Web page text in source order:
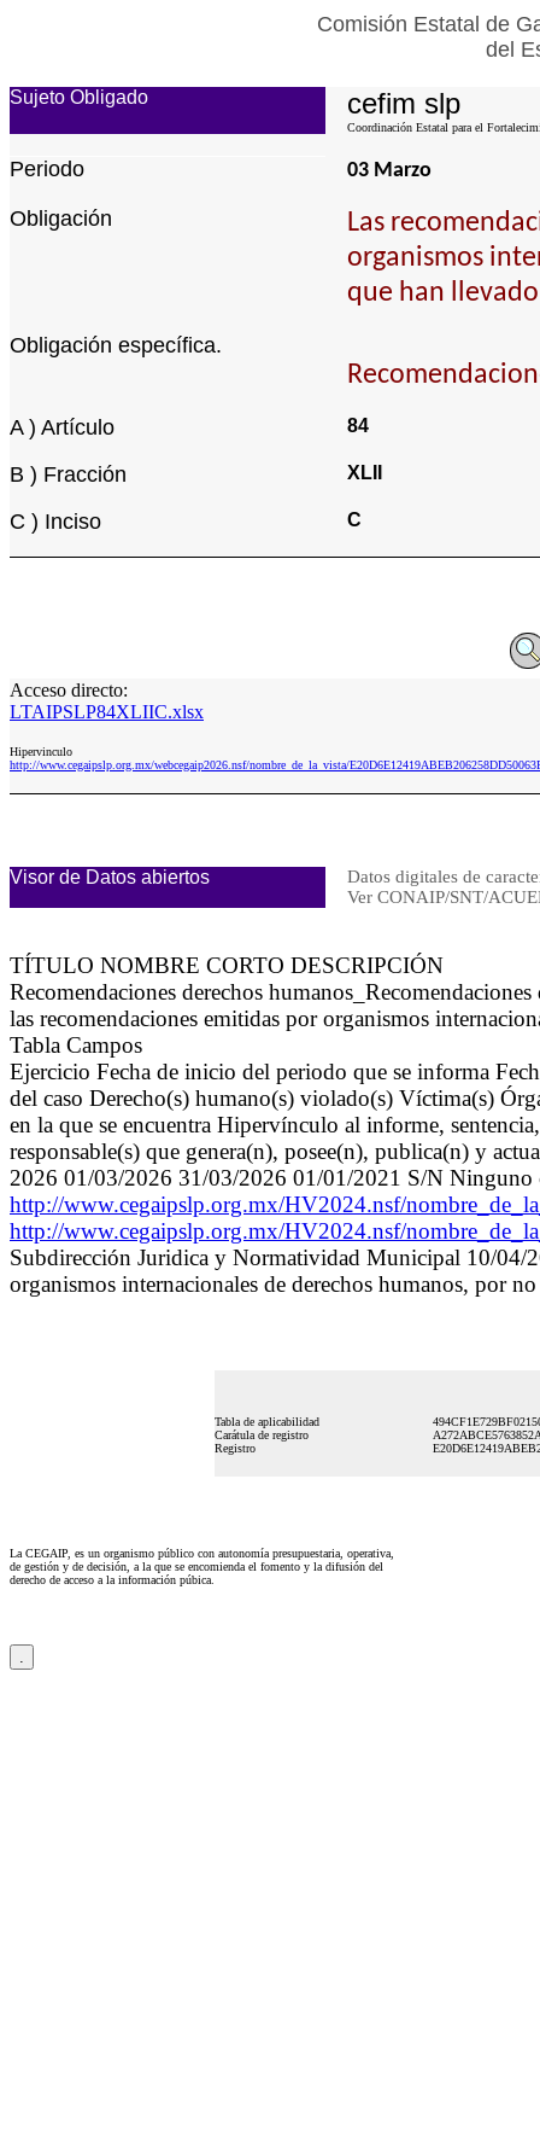
Comisión Estatal de
del
Sujeto Obligado cefim slp
Coordinación Estatal para el
Periodo 03 Marzo
Obligación
Las
organismos
que han
Obligación específica.
A ) Artículo 84
B ) Fracción XLII
C ) Inciso C
Acceso directo:
LTAIPSLP84XLIIC.xlsx
Hipervinculo
http://www.cegaipslp.org.mx/webcegaip2026.nsf/nombre_de_la_vista/
Visor de Datos abiertos
Datos digitales de
Ver CONAIP/SNT/
TÍTULO NOMBRE CORTO DESCRIPCIÓN
Recomendaciones derechos
las recomendaciones emitidas por organismos
Tabla Campos
Ejercicio Fecha de inicio del periodo que se informa
del caso Derecho(s) humano(s) violado(s) Víctima(s)
en la que se encuentra Hipervínculo al informe,
responsable(s) que genera(n), posee(n), publica(n) y
2026 01/03/2026 31/03/2026 01/01/2021 S/N Ninguno
http://www.cegaipslp.org.mx/HV2024.nsf/
http://www.cegaipslp.org.mx/HV2024.nsf/
Subdirección Juridica y Normatividad Municipal 10/04/
organismos internacionales de derechos humanos, por
Tabla de aplicabilidad
Carátula de registro
Registro
La CEGAIP, es un organismo público con autonomía presupuestaria, operativa,
de gestión y de decisión, a la que se encomienda el fomento y la difusión del
derecho de acceso a la información púbica.